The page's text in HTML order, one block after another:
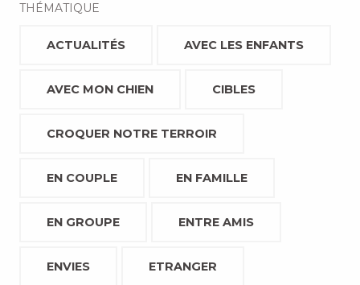
THÉMATIQUE
ACTUALITÉS AVEC LES ENFANTS
AVEC MON CHIEN CIBLES
CROQUER NOTRE TERROIR
EN COUPLE EN FAMILLE
EN GROUPE ENTRE AMIS
ENVIES ETRANGER